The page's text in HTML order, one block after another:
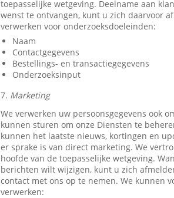
toepasselijke wetgeving. Deelname aan
wenst te ontvangen, kunt u zich daarvoor
verwerken voor onderzoeksdoeleinden:
Naam
Contactgegevens
Bestellings- en transactiegegevens
Onderzoeksinput
7. Marketing
We verwerken uw persoonsgegevens ook
kunnen sturen om onze Diensten te
kunnen het laatste nieuws, kortingen en
er sprake is van direct marketing. We
hoofde van de toepasselijke wetgeving.
berichten wilt wijzigen, kunt u zich
contact met ons op te nemen. We kunnen
verwerken: